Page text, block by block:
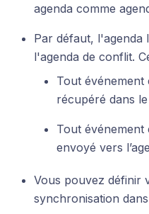
agenda comme
Par défaut, l'agenda
l'agenda de conflit.
Tout événement
récupéré dans
Tout événement
envoyé vers
Vous pouvez définir
synchronisation